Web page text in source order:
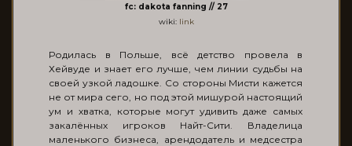
fc: dakota fanning // 27
wiki: link
Родилась в Польше, всё детство провела в
Хейвуде и знает его лучше, чем линии судьбы на
своей узкой ладошке. Со стороны Мисти кажется
не от мира сего, но под этой мишурой настоящий
ум и хватка, которые могут удивить даже самых
закалённых игроков Найт-Сити. Владелица
маленького бизнеса, арендодатель и медсестра